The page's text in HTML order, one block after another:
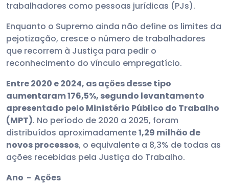
trabalhadores como pessoas jurídicas (PJs).
Enquanto o Supremo ainda não define os limites da
pejotização, cresce o número de trabalhadores
que recorrem à Justiça para pedir o
reconhecimento do vínculo empregatício.
Entre 2020 e 2024, as ações desse tipo
aumentaram 176,5%, segundo levantamento
apresentado pelo Ministério Público do Trabalho
(MPT). No período de 2020 a 2025, foram
distribuídos aproximadamente1,29 milhão de
novos processos, o equivalente a 8,3% de todas as
ações recebidas pela Justiça do Trabalho.
Ano - Ações